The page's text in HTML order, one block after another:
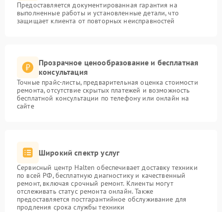
Предоставляется документированная гарантия на
выполненные работы и установленные детали, что
защищает клиента от повторных неисправностей
Прозрачное ценообразование и бесплатная
консультация
Точные прайс-листы, предварительная оценка стоимости
ремонта, отсутствие скрытых платежей и возможность
бесплатной консультации по телефону или онлайн на
сайте
Широкий спектр услуг
Сервисный центр Halten обеспечивает доставку техники
по всей РФ, бесплатную диагностику и качественный
ремонт, включая срочный ремонт. Клиенты могут
отслеживать статус ремонта онлайн. Также
предоставляется постгарантийное обслуживание для
продления срока службы техники